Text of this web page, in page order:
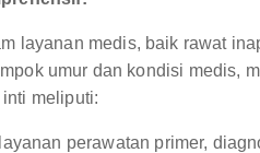
layanan medis, baik rawat
umur dan kondisi medis,
meliputi:
perawatan primer,